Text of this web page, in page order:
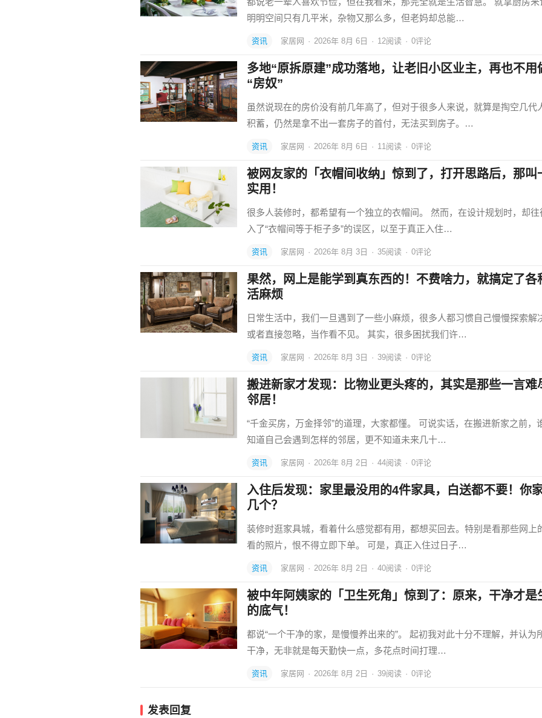
明明空间只有几平米，杂物又那么多，但老妈却总能…
资讯 家居网 · 2026年 8月 6日 · 12阅读 · 0评论
多地“原拆原建”成功落地，让老旧小区业主，再也不用
“房奴”
虽然说现在的房价没有前几年高了，但对于很多人来说，就算是掏空几代
积蓄，仍然是拿不出一套房子的首付，无法买到房子。…
资讯 家居网 · 2026年 8月 6日 · 11阅读 · 0评论
被网友家的「衣帽间收纳」惊到了，打开思路后，那叫
实用！
很多人装修时，都希望有一个独立的衣帽间。 然而，在设计规划时，却往
入了“衣帽间等于柜子多”的误区，以至于真正入住…
资讯 家居网 · 2026年 8月 3日 · 35阅读 · 0评论
果然，网上是能学到真东西的！不费啥力，就搞定了各
活麻烦
日常生活中，我们一旦遇到了一些小麻烦，很多人都习惯自己慢慢探索解
或者直接忽略，当作看不见。 其实，很多困扰我们许…
资讯 家居网 · 2026年 8月 3日 · 39阅读 · 0评论
搬进新家才发现：比物业更头疼的，其实是那些一言难
邻居！
“千金买房，万金择邻”的道理，大家都懂。 可说实话，在搬进新家之前，
知道自己会遇到怎样的邻居，更不知道未来几十…
资讯 家居网 · 2026年 8月 2日 · 44阅读 · 0评论
入住后发现：家里最没用的4件家具，白送都不要！你
几个？
装修时逛家具城，看着什么感觉都有用，都想买回去。特别是看那些网上
看的照片，恨不得立即下单。 可是，真正入住过日子…
资讯 家居网 · 2026年 8月 2日 · 40阅读 · 0评论
被中年阿姨家的「卫生死角」惊到了：原来，干净才是
的底气！
都说“一个干净的家，是慢慢养出来的”。 起初我对此十分不理解，并认为
干净，无非就是每天勤快一点，多花点时间打理…
资讯 家居网 · 2026年 8月 2日 · 39阅读 · 0评论
发表回复